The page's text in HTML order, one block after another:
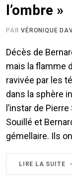
l’ombre »
PARVÉRONIQUE
Décès de
mais la flamme
ravivée par les
dans la sphère
l’instar de
Souillé et
gémellaire. Ils
LIRE LA SUITE